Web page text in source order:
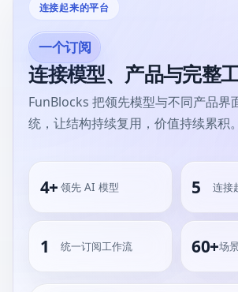
连接起来的平台
一个订阅
连接模型、产品与完整
FunBlocks 把领先模型与不同产品界
统，让结构持续复用，价值持续累积。
4+ 领先 AI 模型 5 连接
1 统一订阅工作流 60+场